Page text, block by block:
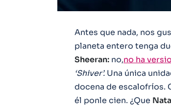
Antes que nada, nos
planeta entero tenga
Sheeran: no,no ha
‘Shiver’. Una única
docena de escalofríos.
él ponle cien. ¿Que